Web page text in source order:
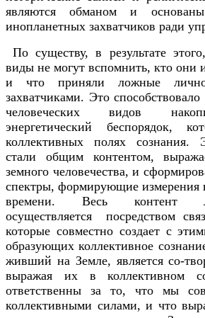
являются обманом и
инопланетных захватчиков ради
По существу, в результате
виды не могут вспомнить, кто они
и что приняли ложные
захватчиками. Это
человеческих видов
энергетический беспорядок,
коллективных полях сознания.
стали общим контентом,
земного человечества, и
спектры, формирующие измерения
времени. Весь контент
осуществляется посредством
которые совместно создает с
образующих коллективное
живший на Земле, является co-
выражая их в коллективном
ответственны за то, что мы
коллективными силами, и что